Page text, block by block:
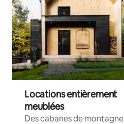
Locations entièrement
meublées
Des cabanes de montagne